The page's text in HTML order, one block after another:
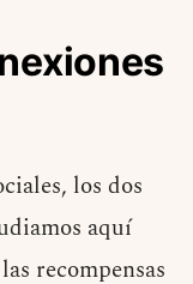
los dos
aquí
recompensas